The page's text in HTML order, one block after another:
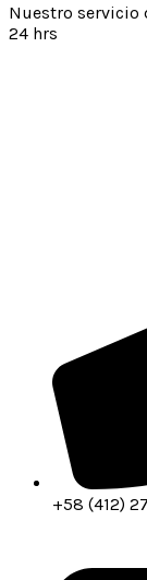
Nuestro servicio
24 hrs
+58 (412)